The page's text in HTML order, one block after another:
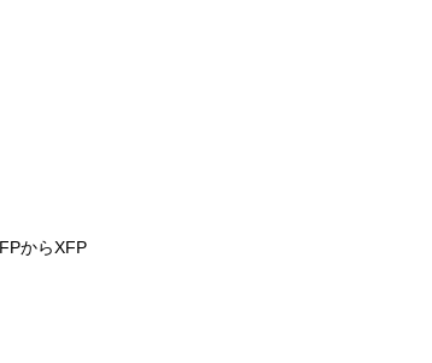
からXFP